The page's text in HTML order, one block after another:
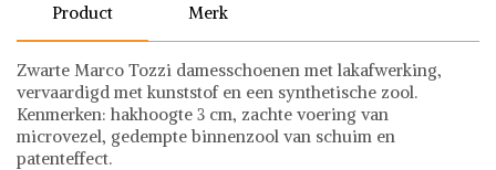
Product Merk
Zwarte Marco Tozzi damesschoenen met lakafwerking,
vervaardigd met kunststof en een synthetische zool.
Kenmerken: hakhoogte 3 cm, zachte voering van
microvezel, gedempte binnenzool van schuim en
patenteffect.